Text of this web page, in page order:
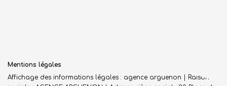
Mentions légales
Affichage des informations légales : agence arguenon | Raison